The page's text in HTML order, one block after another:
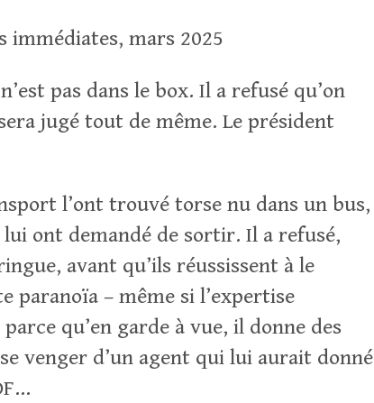
immédiates, mars 2025
pas dans le box. Il a refusé qu’on
jugé tout de même. Le président
l’ont trouvé torse nu dans un bus,
ont demandé de sortir. Il a refusé,
avant qu’ils réussissent à le
– même si l’expertise
qu’en garde à vue, il donne des
venger d’un agent qui lui aurait donné